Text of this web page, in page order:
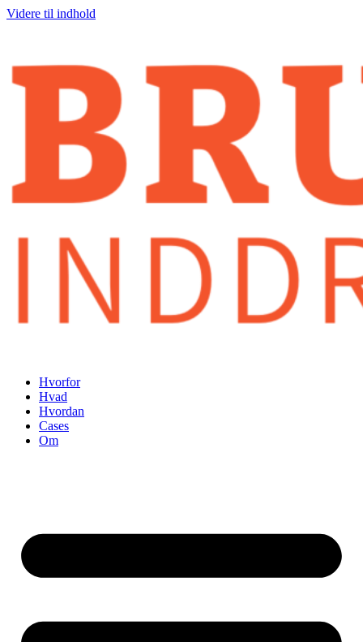
Videre til indhold
Hvorfor
Hvad
Hvordan
Cases
Om